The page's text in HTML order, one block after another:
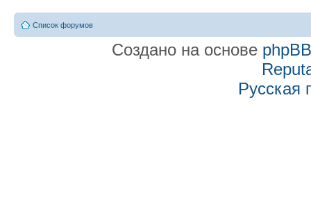
Список форумов
Создано на основе phpBB
Русская